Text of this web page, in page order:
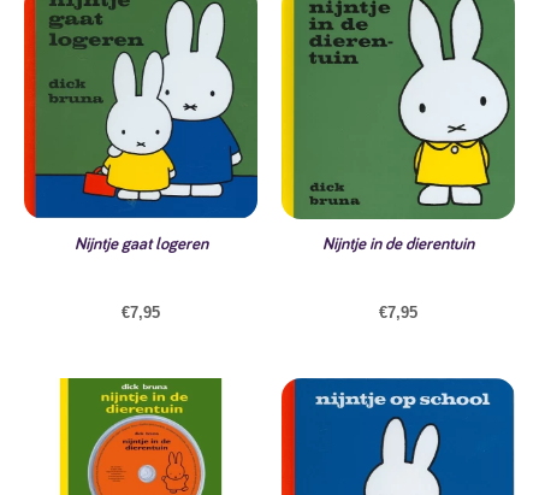
Nijntje gaat logeren
€7,95
Nijntje in de dierentuin
€7,95